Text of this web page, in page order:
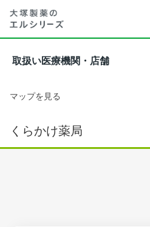
取扱い医療機関・店舗
マップを見る
くらかけ薬局